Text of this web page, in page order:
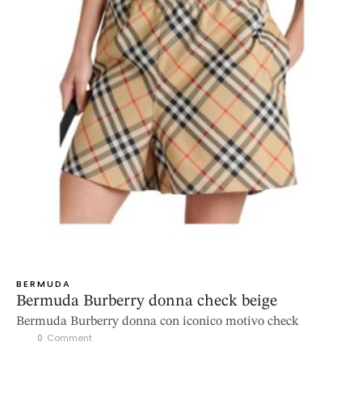
BERMUDA
Bermuda Burberry donna check beige
Bermuda Burberry donna con iconico motivo check
0 Comment